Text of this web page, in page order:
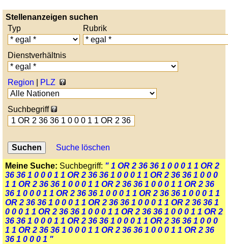
Stellenanzeigen suchen
Typ
Rubrik
Dienstverhältnis
Region PLZ
Suchbegriff
Suche löschen
Meine Suche: Suchbegriff: " 1 OR 2 36 36 1 0 0 0 1 1 OR 2
36 36 1 0 0 0 1 1 OR 2 36 36 1 0 0 0 1 1 OR 2 36 36 1 0 0 0
1 1 OR 2 36 36 1 0 0 0 1 1 OR 2 36 36 1 0 0 0 1 1 OR 2 36
36 1 0 0 0 1 1 OR 2 36 36 1 0 0 0 1 1 OR 2 36 36 1 0 0 0 1 1
OR 2 36 36 1 0 0 0 1 1 OR 2 36 36 1 0 0 0 1 1 OR 2 36 36 1
0 0 0 1 1 OR 2 36 36 1 0 0 0 1 1 OR 2 36 36 1 0 0 0 1 1 OR 2
36 36 1 0 0 0 1 1 OR 2 36 36 1 0 0 0 1 1 OR 2 36 36 1 0 0 0
1 1 OR 2 36 36 1 0 0 0 1 1 OR 2 36 36 1 0 0 0 1 1 OR 2 36
36 1 0 0 0 1 "